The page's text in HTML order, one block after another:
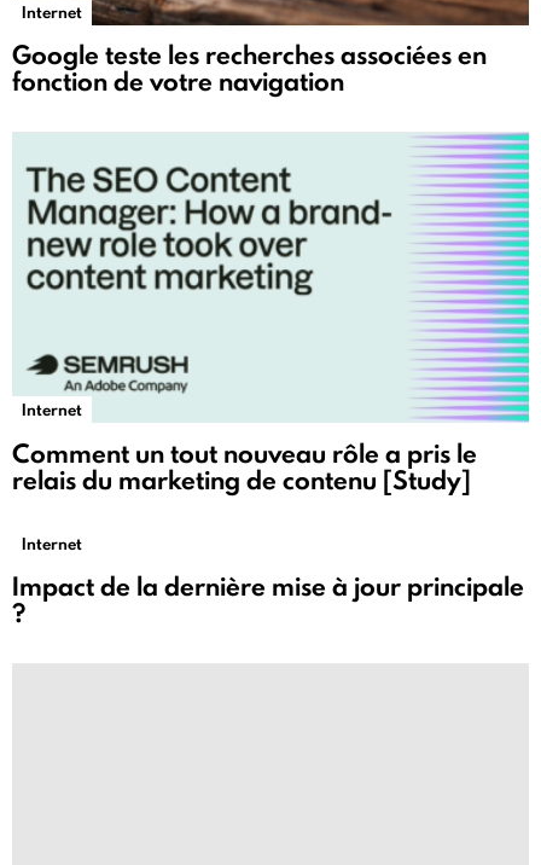
Internet
Google teste les recherches associées en
fonction de votre navigation
Internet
Comment un tout nouveau rôle a pris le
relais du marketing de contenu [Study]
Internet
Impact de la dernière mise à jour principale
?